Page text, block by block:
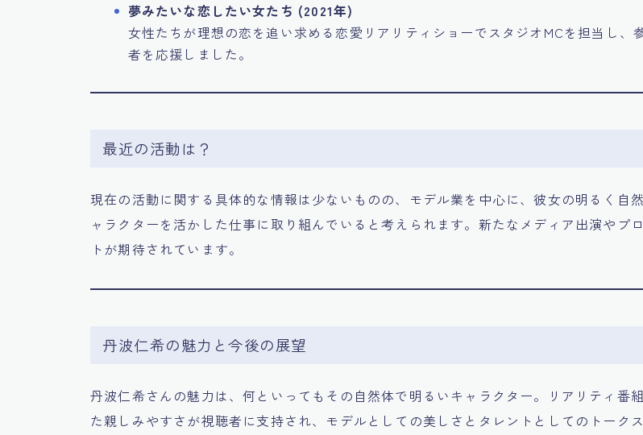
夢みたいな恋したい女たち (2021年)
女性たちが理想の恋を追い求める恋愛リアリティショーでスタジオMCを担当し、
者を応援しました。
最近の活動は？
現在の活動に関する具体的な情報は少ないものの、モデル業を中心に、彼女の明るく自
ャラクターを活かした仕事に取り組んでいると考えられます。新たなメディア出演やプ
トが期待されています。
丹波仁希の魅力と今後の展望
丹波仁希さんの魅力は、何といってもその自然体で明るいキャラクター。リアリティ番
た親しみやすさが視聴者に支持され、モデルとしての美しさとタレントとしてのトーク